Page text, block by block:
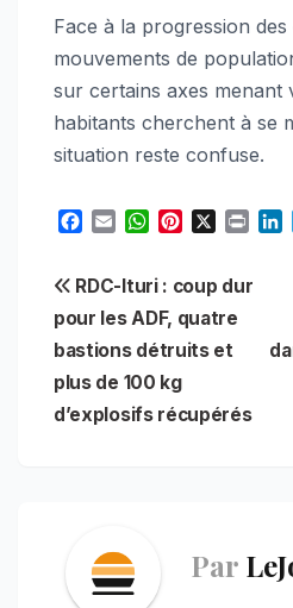
Face à la progression
mouvements de
sur certains axes menant
habitants cherchent à se
situation reste confuse.
e
b
o
o
k
i
l
W
t
s
A
p
p
t
e
r
e
t
n
d
I
Navigation
de
l’article
RDC-Ituri : coup dur
pour les ADF, quatre
bastions détruits et
plus de 100 kg
d’explosifs récupérés
Par